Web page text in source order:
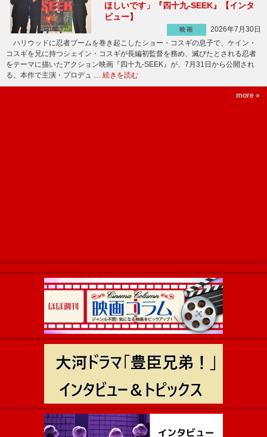
ほしいです」『四十九-SEEK』【インタ
ビュー】
映画
2026年7月30日
ハリウッドに忍者ブームを巻き起こしたショー・コスギの息子で、ケイン・
コスギを兄に持つシェイン・コスギが長編初監督を務め、滅びたとされる忍者
をテーマに描いたアクション映画『四十九-SEEK』が、7月31日から公開され
る。本作で主演・プロデュ … 続きを読む
more »